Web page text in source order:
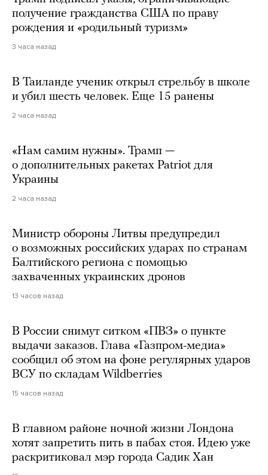
получение гражданства США по праву
рождения и «родильный туризм»
3 часа назад
В Таиланде ученик открыл стрельбу в школе
и убил шесть человек. Еще 15 ранены
2 часа назад
«Нам самим нужны». Трамп —
о дополнительных ракетах Patriot для
Украины
2 часа назад
Министр обороны Литвы предупредил
о возможных российских ударах по странам
Балтийского региона с помощью
захваченных украинских дронов
13 часов назад
В России снимут ситком «ПВЗ» о пункте
выдачи заказов. Глава «Газпром-медиа»
сообщил об этом на фоне регулярных ударов
ВСУ по складам Wildberries
15 часов назад
В главном районе ночной жизни Лондона
хотят запретить пить в пабах стоя. Идею уже
раскритиковал мэр города Садик Хан